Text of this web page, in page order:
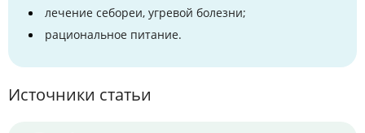
лечение себореи, угревой болезни;
рациональное питание.
Источники статьи